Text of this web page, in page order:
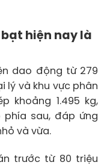
bạt hiện nay là
dao động từ 279
lý và khu vực phân
khoảng 1.495 kg,
phía sau, đáp ứng
và vừa.
trước từ 80 triệu